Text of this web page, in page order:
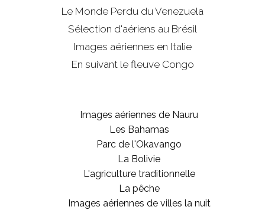
Le Monde Perdu du Venezuela
Sélection d'aériens au Brésil
Images aériennes en Italie
En suivant le fleuve Congo
Images aériennes de Nauru
Les Bahamas
Parc de l'Okavango
La Bolivie
L'agriculture traditionnelle
La pêche
Images aériennes de villes la nuit